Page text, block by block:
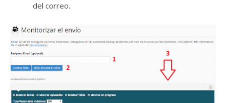
del correo.